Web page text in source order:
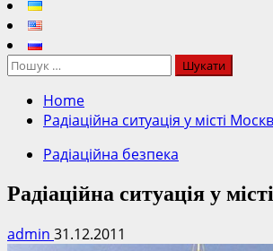
Пошук:
Home
Радіаційна ситуація у місті
Радіаційна безпека
Радіаційна ситуація у
admin 31.12.2011